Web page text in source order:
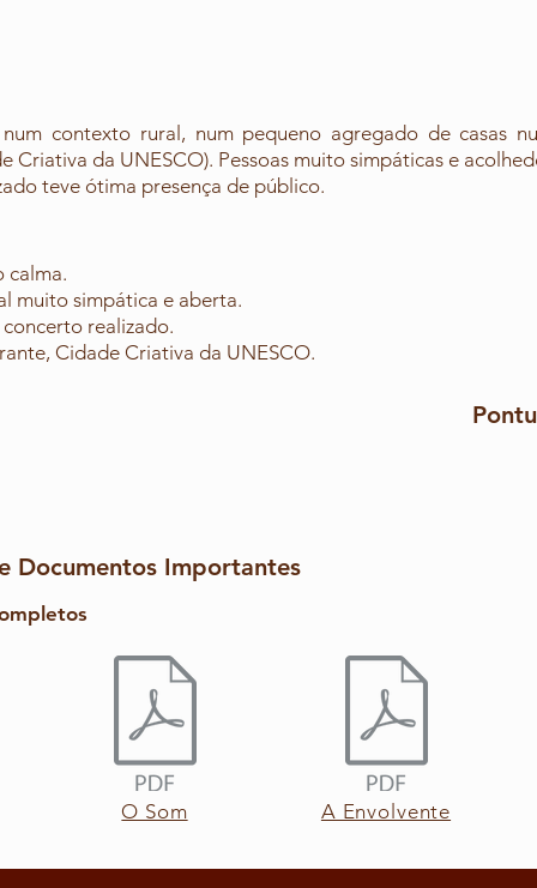
num contexto rural, num pequeno agregado de casas
Criativa da UNESCO). Pessoas muito simpáticas e
teve ótima presença de público.
calma.
muito simpática e aberta.
realizado.
Cidade Criativa da UNESCO.
Documentos Importantes
O Som A Envolvente